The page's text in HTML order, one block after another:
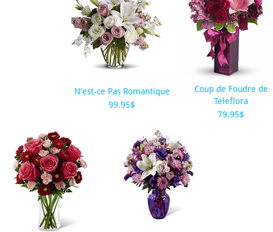
N'est-ce Pas Romantique
99.95$
Coup de Foudre de
Teleflora
79.95$